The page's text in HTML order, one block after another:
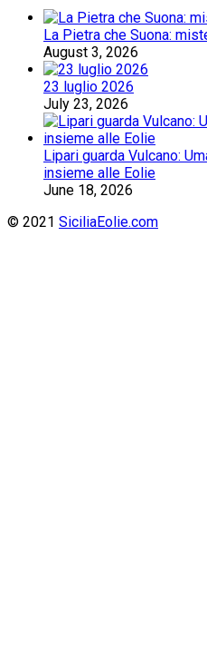
La Pietra che Suona:
August 3, 2026
23 luglio 2026
July 23, 2026
Lipari guarda Vulcano:
insieme alle Eolie
June 18, 2026
© 2021 SiciliaEolie.com